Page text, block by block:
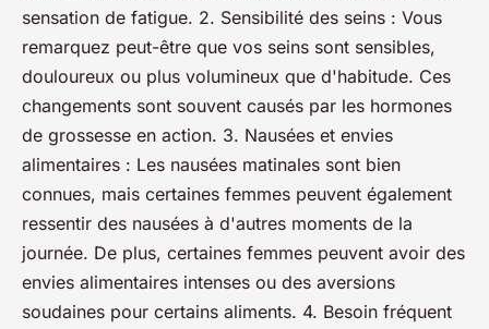
sensation de fatigue. 2. Sensibilité des seins : Vous
remarquez peut-être que vos seins sont sensibles,
douloureux ou plus volumineux que d'habitude. Ces
changements sont souvent causés par les hormones
de grossesse en action. 3. Nausées et envies
alimentaires : Les nausées matinales sont bien
connues, mais certaines femmes peuvent également
ressentir des nausées à d'autres moments de la
journée. De plus, certaines femmes peuvent avoir des
envies alimentaires intenses ou des aversions
soudaines pour certains aliments. 4. Besoin fréquent